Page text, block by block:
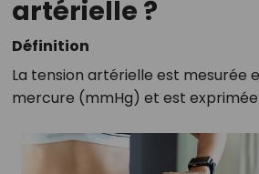
artérielle ?
Définition
La tension artérielle est mesurée
mercure (mmHg) et est